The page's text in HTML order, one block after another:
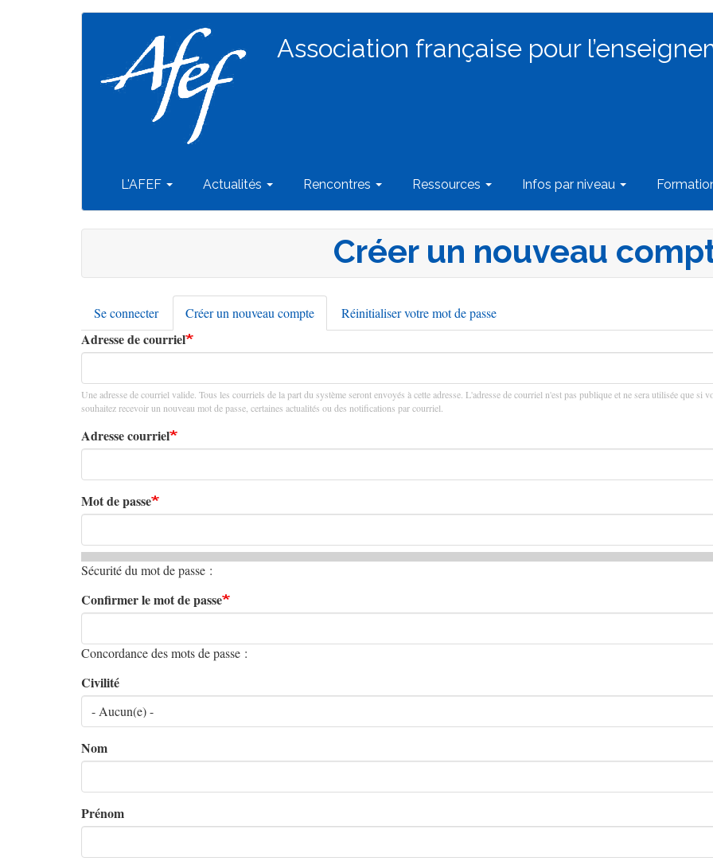
Association française pour
Navigation
principale
L'AFEF Actualités Rencontres Ressources Infos par niveau
Créer un nouveau
Onglets
principaux
Se connecter Créer un nouveau compte (onglet
actif)
Réinitialiser votre mot de passe
Adresse de courriel
Une adresse de courriel valide. Tous les courriels de la part du système seront envoyés à cette adresse. L'adresse de courriel n'est pas publique et ne sera utilisée que si
souhaitez recevoir un nouveau mot de passe, certaines actualités ou des notifications par courriel.
Adresse courriel
Mot de passe
Sécurité du mot de passe :
Confirmer le mot de passe
Concordance des mots de passe :
Civilité
Nom
Prénom